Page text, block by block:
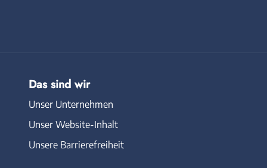
Das sind wir
Unser Unternehmen
Unser Website-Inhalt
Unsere Barrierefreiheit